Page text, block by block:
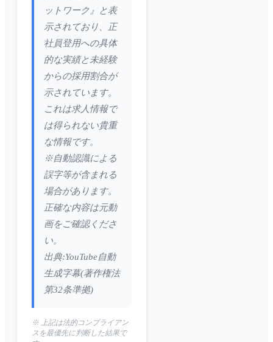
ットワーク』と表
示されており、正
社員登用への具体
的な実績と未経験
からの採用割合が
示されています。
これは求人情報で
は得られない貴重
な情報です。
※自動認識による
誤字等が含まれる
場合があります。
正確な内容は元動
画をご確認くださ
い。
出典:YouTube自動
生成字幕(著作権法
第32条準拠)
※ 上記は法的コンプライアン
スを最優先に判断した結果で